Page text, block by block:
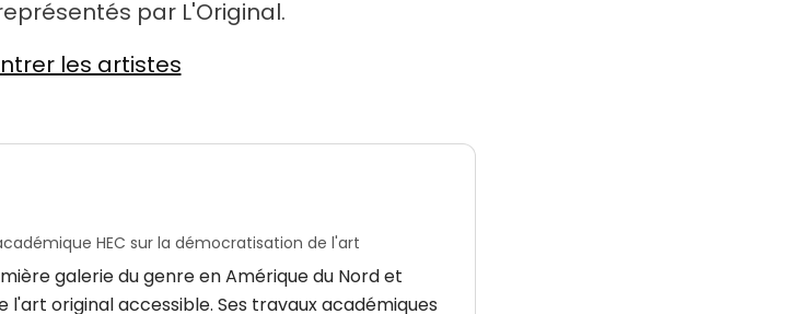
par L'Original.
les artistes
HEC sur la démocratisation de l'art
galerie du genre en Amérique du Nord et
original accessible. Ses travaux académiques